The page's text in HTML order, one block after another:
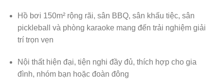
Hồ bơi 150m² rộng rãi, sân BBQ, sân khấu tiệc, sân
pickleball và phòng karaoke mang đến trải nghiệm giải
trí trọn vẹn
Nội thất hiện đại, tiện nghi đầy đủ, thích hợp cho gia
đình, nhóm bạn hoặc đoàn đông